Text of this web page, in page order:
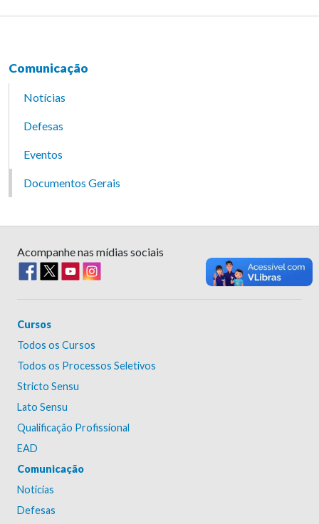
Comunicação
Notícias
Defesas
Eventos
Documentos Gerais
Acompanhe nas mídias sociais
Cursos
Todos os Cursos
Todos os Processos Seletivos
Stricto Sensu
Lato Sensu
Qualificação Profissional
EAD
Comunicação
Notícias
Defesas